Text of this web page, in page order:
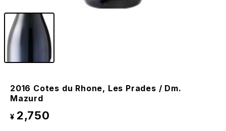
2016 Cotes du Rhone, Les Prades / Dm.
Mazurd
¥ 2,750